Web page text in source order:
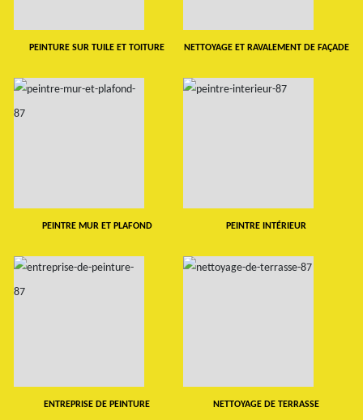
PEINTURE SUR TUILE ET TOITURE NETTOYAGE ET RAVALEMENT DE FAÇADE
PEINTRE MUR ET PLAFOND PEINTRE INTÉRIEUR
ENTREPRISE DE PEINTURE NETTOYAGE DE TERRASSE